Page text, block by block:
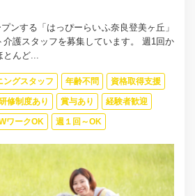
ンする「はっぴーらいふ奈良登美ヶ丘」
護スタッフを募集しています。 週1回か
んど...
ングスタッフ 年齢不問 資格取得支援
修制度あり 賞与あり 経験者歓迎
ワークOK 週１回～OK